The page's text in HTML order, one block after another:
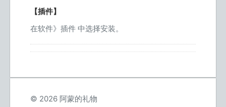
【插件】
在软件》插件 中选择安装。
© 2026 阿蒙的礼物